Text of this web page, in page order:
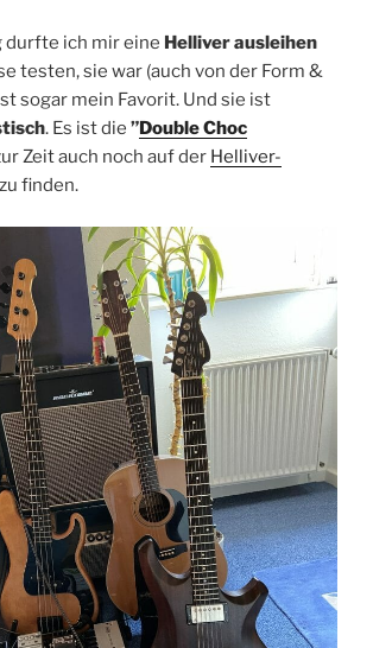
durfte ich mir eine Helliver ausleihen
testen, sie war (auch von der Form &
sogar mein Favorit. Und sie ist
. Es ist die ”Double Choc
Zeit auch noch auf der Helliver-
zu finden.